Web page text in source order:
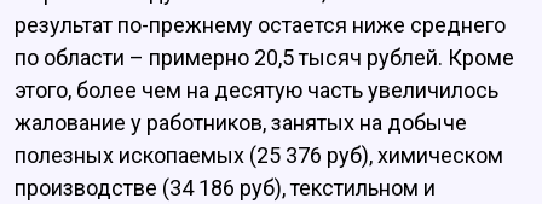
результат по-прежнему остается ниже среднего
по области – примерно 20,5 тысяч рублей. Кроме
этого, более чем на десятую часть увеличилось
жалование у работников, занятых на добыче
полезных ископаемых (25 376 руб), химическом
производстве (34 186 руб), текстильном и